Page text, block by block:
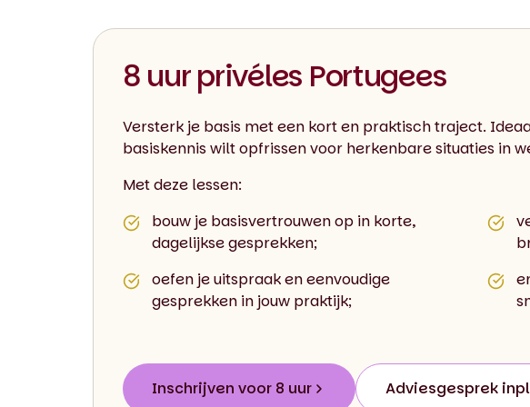
8 uur privéles Portugees
Versterk je basis met een kort en praktisch traject.
basiskennis wilt opfrissen voor herkenbare situaties in
Met deze lessen:
bouw je basisvertrouwen op in korte,
dagelijkse gesprekken;
oefen je uitspraak en eenvoudige
gesprekken in jouw praktijk;
Inschrijven voor 8 uur Adviesgesprek